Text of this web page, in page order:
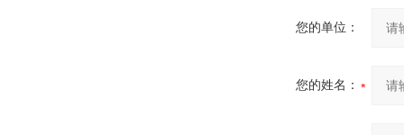
您的单位：
您的姓名：